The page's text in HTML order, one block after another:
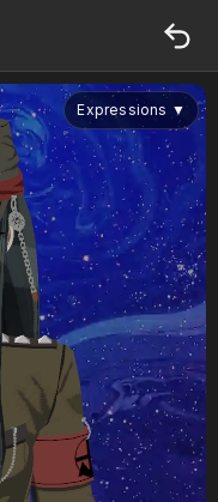
Expressions ▼